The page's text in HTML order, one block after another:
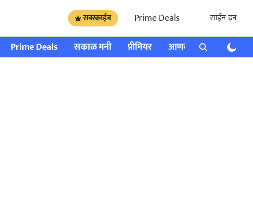
सबस्क्राईब Prime Deals साईन इन
Prime Deals सकाळ मनी प्रीमियर आणखी राशी भविष्य